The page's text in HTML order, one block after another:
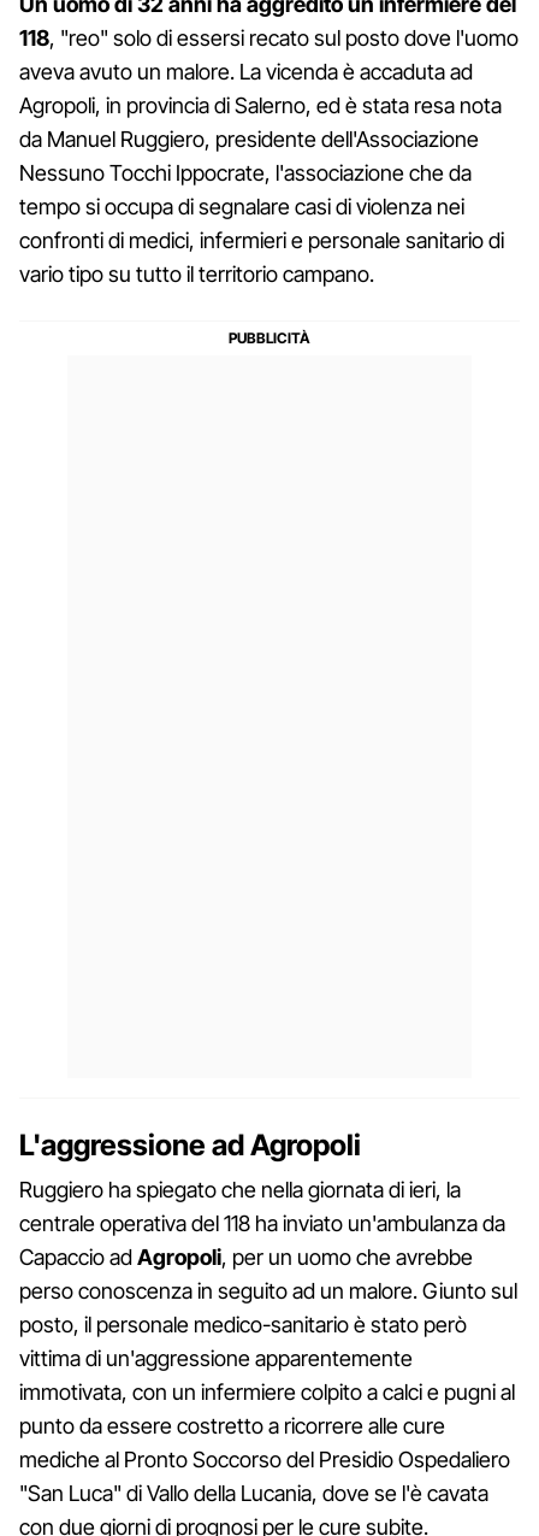
118, "reo" solo di essersi recato sul posto dove l'uomo
aveva avuto un malore. La vicenda è accaduta ad
Agropoli, in provincia di Salerno, ed è stata resa nota
da Manuel Ruggiero, presidente dell'Associazione
Nessuno Tocchi Ippocrate, l'associazione che da
tempo si occupa di segnalare casi di violenza nei
confronti di medici, infermieri e personale sanitario di
vario tipo su tutto il territorio campano.
L'aggressione ad Agropoli
Ruggiero ha spiegato che nella giornata di ieri, la
centrale operativa del 118 ha inviato un'ambulanza da
Capaccio adAgropoli, per un uomo che avrebbe
perso conoscenza in seguito ad un malore. Giunto sul
posto, il personale medico-sanitario è stato però
vittima di un'aggressione apparentemente
immotivata, con un infermiere colpito a calci e pugni al
punto da essere costretto a ricorrere alle cure
mediche al Pronto Soccorso del Presidio Ospedaliero
"San Luca" di Vallo della Lucania, dove se l'è cavata
con due giorni di prognosi per le cure subite.